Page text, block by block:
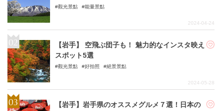
觀光景點 能量景點
2024-04-24
【岩手】 空飛ぶ団子も！ 魅力的なインスタ映え
スポット5選
觀光景點 好拍照 絕景景點
2024-05-28
【岩手】岩手県のオススメグルメ７選！日本の